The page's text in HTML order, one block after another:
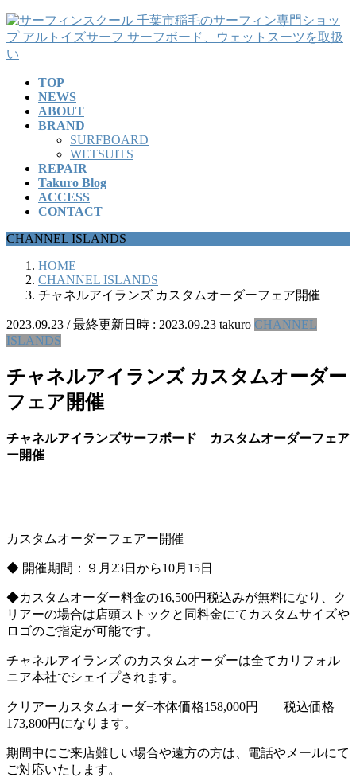
コ
ン
テ
ナ
ビ
ゲ
TOP
NEWS
ABOUT
BRAND
SURFBOARD
WETSUITS
REPAIR
Takuro Blog
ACCESS
CONTACT
CHANNEL ISLANDS
HOME
CHANNEL ISLANDS
チャネルアイランズ カスタムオーダーフェア開催
2023.09.23 / 最終更新日時 : 2023.09.23 takuro CHANNEL
ISLANDS
チャネルアイランズ カスタムオーダー
フェア開催
チャネルアイランズサーフボード カスタムオーダーフェア
ー開催
カスタムオーダーフェアー開催
◆ 開催期間：９月23日から10月15日
◆カスタムオーダー料金の16,500円税込みが無料になり、ク
リアーの場合は店頭ストックと同料金にてカスタムサイズや
ロゴのご指定が可能です。
チャネルアイランズ のカスタムオーダーは全てカリフォル
ニア本社でシェイプされます。
クリアーカスタムオーダ−本体価格158,000円 税込価格
173,800円になります。
期間中にご来店難しい場合や遠方の方は、電話やメールにて
ご対応いたします。